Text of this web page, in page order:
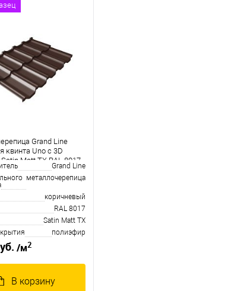
Grand Line
квинта Uno c 3D
Matt TX RAL 8017
Grand Line
металлочерепица
коричневый
RAL 8017
Satin Matt TX
полиэфир
/м2
В корзину